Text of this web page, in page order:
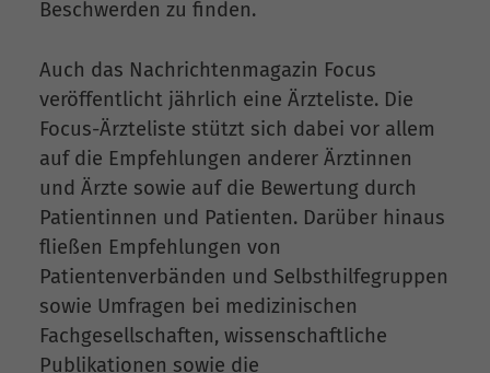
Beschwerden zu finden.
Auch das Nachrichtenmagazin Focus
veröffentlicht jährlich eine Ärzteliste. Die
Focus-Ärzteliste stützt sich dabei vor allem
auf die Empfehlungen anderer Ärztinnen
und Ärzte sowie auf die Bewertung durch
Patientinnen und Patienten. Darüber hinaus
fließen Empfehlungen von
Patientenverbänden und Selbsthilfegruppen
sowie Umfragen bei medizinischen
Fachgesellschaften, wissenschaftliche
Publikationen sowie die